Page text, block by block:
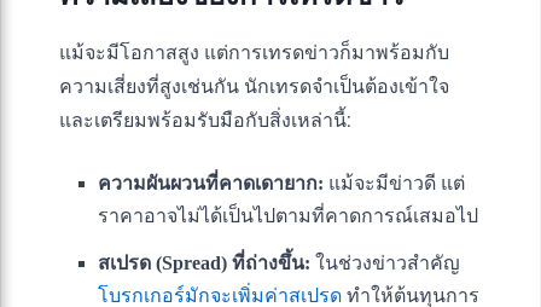
แม้จะมีโอกาสสูง แต่การเทรดข่าวก็มาพร้อมกับ
ความเสี่ยงที่สูงเช่นกัน นักเทรดจำเป็นต้องเข้าใจ
และเตรียมพร้อมรับมือกับสิ่งเหล่านี้:
ความผันผวนที่คาดเดายาก: แม้จะมีข่าวดี แต่
ราคาอาจไม่ได้เป็นไปตามที่คาดการณ์เสมอไป
สเปรด (Spread) ที่ถ่างขึ้น: ในช่วงข่าวสำคัญ
โบรกเกอร์มักจะเพิ่มค่าสเปรด ทำให้ต้นทุนการ